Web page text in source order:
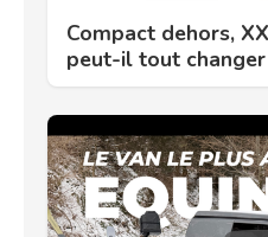
Compact dehors,
peut-il tout